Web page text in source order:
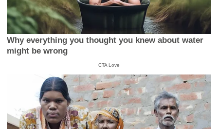
Why everything you thought you knew about water
might be wrong
CTA Love